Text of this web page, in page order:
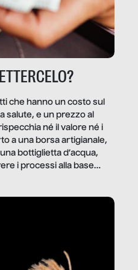
che hanno un costo sul
salute, e un prezzo al
né il valore né i
a una borsa artigianale,
bottiglietta d’acqua,
i processi alla base
fanno la nostra vita